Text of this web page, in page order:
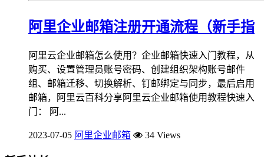
阿里企业邮箱注册开通流程（新手指
阿里云企业邮箱怎么使用？企业邮箱快速入门教程，从
购买、设置管理员账号密码、创建组织架构账号邮件
组、邮箱迁移、切换解析、钉邮绑定与同步，最后启用
邮箱，阿里云百科分享阿里云企业邮箱使用教程快速入
门： 阿...
2023-07-05 阿里企业邮箱 34 Views